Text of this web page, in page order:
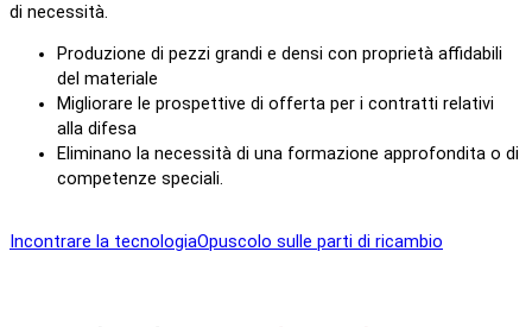
di necessità.
Produzione di pezzi grandi e densi con proprietà affidabili
del materiale
Migliorare le prospettive di offerta per i contratti relativi
alla difesa
Eliminano la necessità di una formazione approfondita o di
competenze speciali.
Incontrare la tecnologiaOpuscolo sulle parti di ricambio